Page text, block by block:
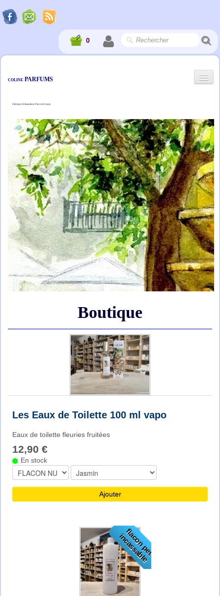
0
COLINE PARFUMS
Fabrique Artisanale en Pays de Grasse
Accueil
Société
La Boutique
Album
Professionnels
Contact
Réglementation
Boutique
Les Eaux de Toilette 100 ml vapo
Eaux de toilette fleuries fruitées
12,90 €
En stock
Ajouter
f
l
a
c
o
n
p
e
t
i
n
c
a
s
s
a
b
l
e